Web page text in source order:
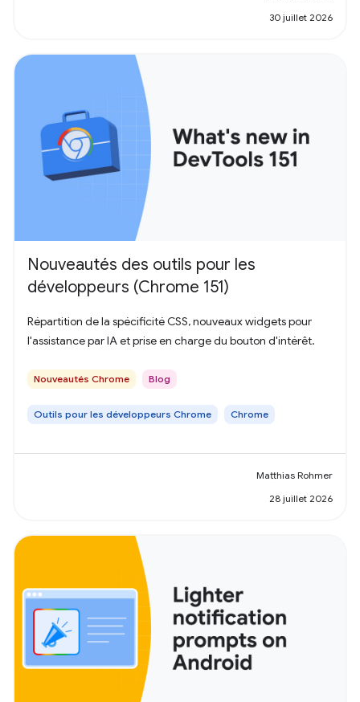
30 juillet 2026
Nouveautés des outils pour les
développeurs (Chrome 151)
Répartition de la spécificité CSS, nouveaux widgets pour
l'assistance par IA et prise en charge du bouton d'intérêt.
Nouveautés Chrome Blog
Outils pour les développeurs Chrome Chrome
Matthias Rohmer
28 juillet 2026